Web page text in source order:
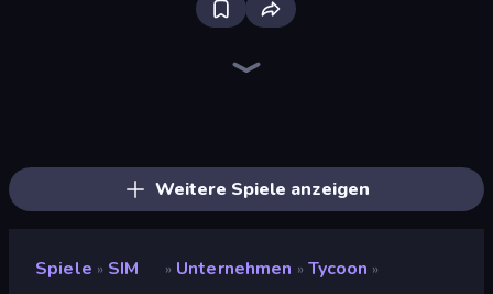
Weitere Spiele anzeigen
Spiele » SIM » Unternehmen » Tycoon »